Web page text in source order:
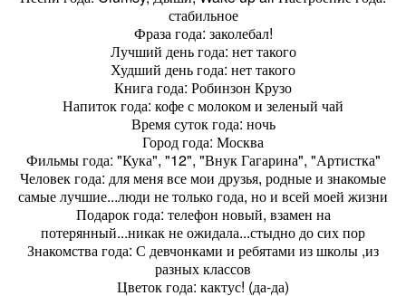
стабильное
Фраза года: заколебал!
Лучший день года: нет такого
Худший день года: нет такого
Книга года: Робинзон Крузо
Напиток года: кофе с молоком и зеленый чай
Время суток года: ночь
Город года: Москва
Фильмы года: "Кука", "12", "Внук Гагарина", "Артистка"
Человек года: для меня все мои друзья, родные и знакомые
самые лучшие...люди не только года, но и всей моей жизни
Подарок года: телефон новый, взамен на
потерянный...никак не ожидала...стыдно до сих пор
Знакомства года: С девчонками и ребятами из школы ,из
разных классов
Цветок года: кактус! (да-да)